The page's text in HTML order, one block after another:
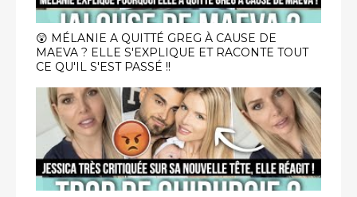
😲 MÉLANIE A QUITTÉ GREG À CAUSE DE
MAEVA ? ELLE S'EXPLIQUE ET RACONTE TOUT
CE QU'IL S'EST PASSÉ !!